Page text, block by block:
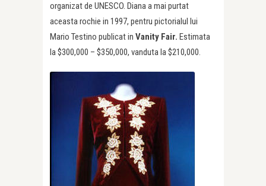
organizat de UNESCO. Diana a mai purtat
aceasta rochie in 1997, pentru pictorialul lui
Mario Testino publicat in Vanity Fair. Estimata
la $300,000 – $350,000, vanduta la $210,000.